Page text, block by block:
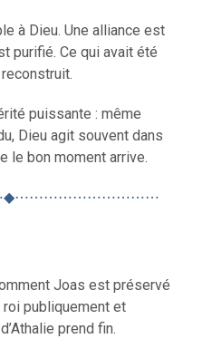
à Dieu. Une alliance est
purifié. Ce qui avait été
puissante : même
Dieu agit souvent dans
le bon moment arrive.
Joas est préservé
publiquement et
prend fin.